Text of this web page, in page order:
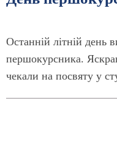
Останній літній день
першокурсника.
чекали на посвяту у